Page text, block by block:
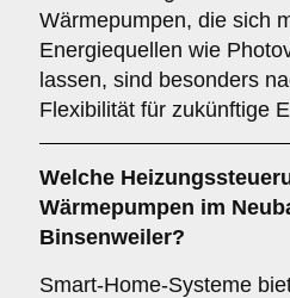
Wärmepumpen, die sich
Energiequellen wie
lassen, sind besonders
Flexibilität für zukünftige
Welche
Wärmepumpen im
Binsenweiler?
Smart-Home-Systeme